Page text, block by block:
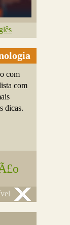
com
com
dicas.